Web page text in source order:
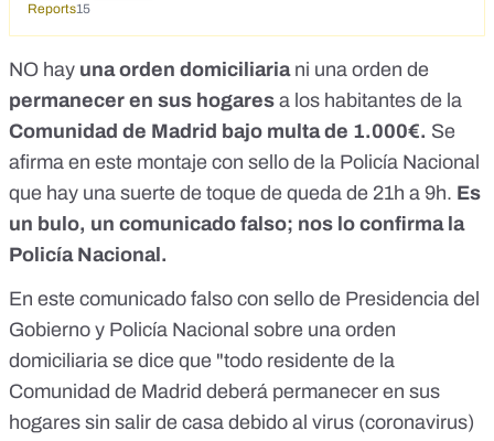
Reports15
NO hay una orden domiciliaria ni una orden de
permanecer en sus hogares a los habitantes de la
Comunidad de Madrid bajo multa de 1.000€. Se
afirma en este montaje con sello de la Policía Nacional
que hay una suerte de toque de queda de 21h a 9h. Es
un bulo, un comunicado falso; nos lo confirma la
Policía Nacional.
En este comunicado falso con sello de Presidencia del
Gobierno y Policía Nacional sobre una orden
domiciliaria se dice que "todo residente de la
Comunidad de Madrid deberá permanecer en sus
hogares sin salir de casa debido al virus (coronavirus)